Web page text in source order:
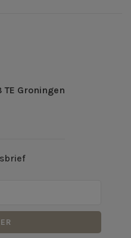
TE Groningen